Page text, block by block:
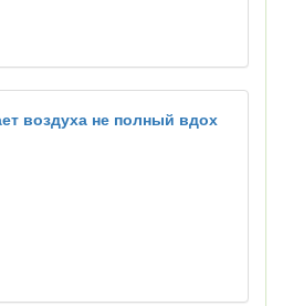
воздуха не полный вдох